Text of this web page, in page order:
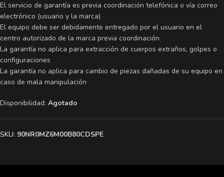
El servicio de garantía es previa coordinación telefónica o vía correo
electrónico (usuario y la marca)
El equipo debe ser debidamente entregado por el usuario en el
centro autorizado de la marca previa coordinación.
La garantía no aplica para extracción de cuerpos extraños, golpes o
configuraciones
La garantía no aplica para cambio de piezas dañadas de su equipo en
caso de mala manipulación
Disponibilidad: Agotado
SKU: 90NR0MZ6M00B80CDSPE